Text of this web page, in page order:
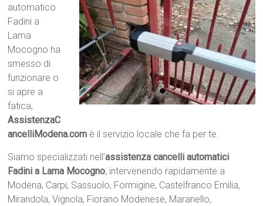
automatico
Fadini a
Lama
Mocogno ha
smesso di
funzionare o
si apre a
fatica,
AssistenzaC
ancelliModena.com è il servizio locale che fa per te.
Siamo specializzati nell’assistenza cancelli automatici
Fadini a Lama Mocogno, intervenendo rapidamente a
Modena, Carpi, Sassuolo, Formigine, Castelfranco Emilia,
Mirandola, Vignola, Fiorano Modenese, Maranello,